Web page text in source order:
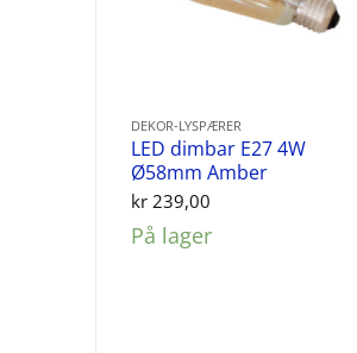
DEKOR-LYSPÆRER
LED dimbar E27 4W
Ø58mm Amber
kr 239,00
På lager